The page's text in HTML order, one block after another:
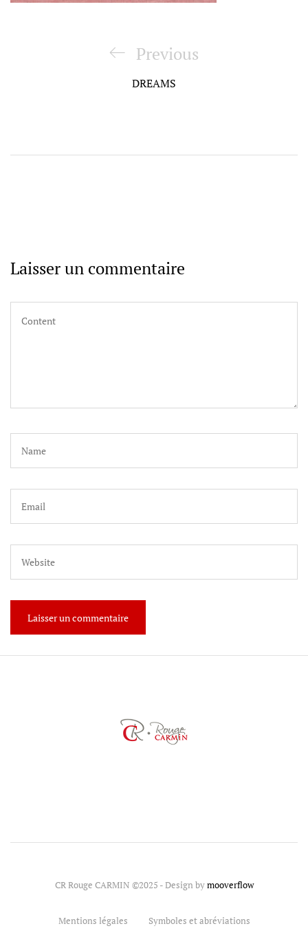
Previous
Post
Previous
DREAMS
Laisser un commentaire
CR Rouge CARMIN ©2025 - Design bymooverflow
Mentions légales Symboles et abréviations